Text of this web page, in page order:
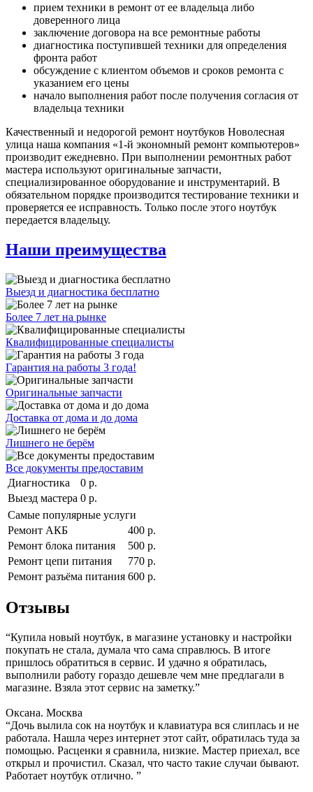
прием техники в ремонт от ее владельца либо
доверенного лица
заключение договора на все ремонтные работы
диагностика поступившей техники для определения
фронта работ
обсуждение с клиентом объемов и сроков ремонта с
указанием его цены
начало выполнения работ после получения согласия от
владельца техники
Качественный и недорогой ремонт ноутбуков Новолесная
улица наша компания «1-й экономный ремонт компьютеров»
производит ежедневно. При выполнении ремонтных работ
мастера используют оригинальные запчасти,
специализированное оборудование и инструментарий. В
обязательном порядке производится тестирование техники и
проверяется ее исправность. Только после этого ноутбук
передается владельцу.
Наши преимущества
Выезд и диагностика бесплатно
Более 7 лет на рынке
Квалифицированные специалисты
Гарантия на работы 3 года!
Оригинальные запчасти
Доставка от дома и до дома
Лишнего не берём
Все документы предоставим
Диагностика
0 р.
Выезд мастера 0 р.
Самые популярные услуги
Ремонт АКБ
400 р.
Ремонт блока питания
500 р.
Ремонт цепи питания
770 р.
Ремонт разъёма питания 600 р.
Отзывы
“Купила новый ноутбук, в магазине установку и настройки
покупать не стала, думала что сама справлюсь. В итоге
пришлось обратиться в сервис. И удачно я обратилась,
выполнили работу гораздо дешевле чем мне предлагали в
магазине. Взяла этот сервис на заметку.”
Оксана. Москва
“Дочь вылила сок на ноутбук и клавиатура вся слиплась и не
работала. Нашла через интернет этот сайт, обратилась туда за
помощью. Расценки я сравнила, низкие. Мастер приехал, все
открыл и прочистил. Сказал, что часто такие случаи бывают.
Работает ноутбук отлично. ”